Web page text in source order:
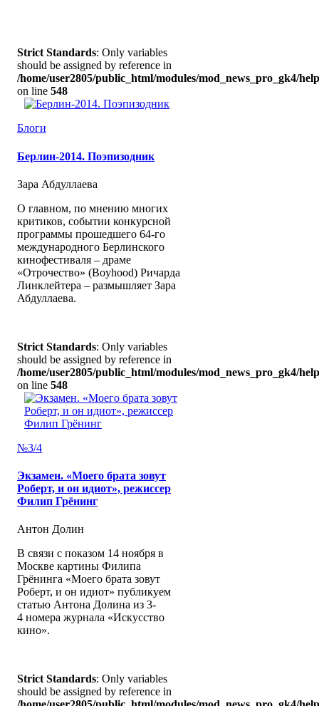
Strict Standards: Only variables
should be assigned by reference in
/home/user2805/public_html/modules/mod_news_pro_gk4/
on line 548
Блоги
Берлин-2014. Поэпизодник
Зара Абдуллаева
О главном, по мнению многих
критиков, событии конкурсной
программы прошедшего 64-го
международного Берлинского
кинофестиваля – драме
«Отрочество» (Boyhood) Ричарда
Линклейтера – размышляет Зара
Абдуллаева.
Strict Standards: Only variables
should be assigned by reference in
/home/user2805/public_html/modules/mod_news_pro_gk4/
on line 548
№3/4
Экзамен. «Моего брата зовут
Роберт, и он идиот», режиссер
Филип Грёнинг
Антон Долин
В связи с показом 14 ноября в
Москве картины Филипа
Грёнинга «Моего брата зовут
Роберт, и он идиот» публикуем
статью Антона Долина из 3-
4 номера журнала «Искусство
кино».
Strict Standards: Only variables
should be assigned by reference in